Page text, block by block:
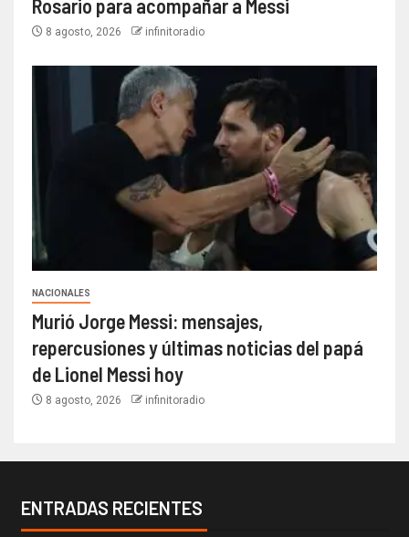
Rosario para acompañar a Messi
8 agosto, 2026 infinitoradio
NACIONALES
Murió Jorge Messi: mensajes,
repercusiones y últimas noticias del papá
de Lionel Messi hoy
8 agosto, 2026 infinitoradio
ENTRADAS RECIENTES